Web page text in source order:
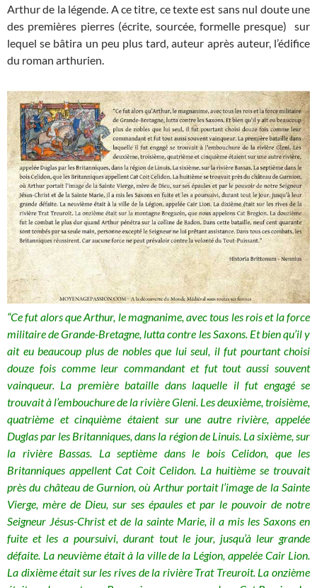
Arthur de la légende. A ce titre, ce texte est sans nul doute une
des premières pierres (écrite, sourcée, formelle presque) sur
lequel se bâtira un peu plus tard, auteur après auteur, l’édifice
du roman arthurien.
“Ce fut alors que Arthur, le magnanime, avec tous les rois et la force
militaire de Grande-Bretagne, lutta contre les Saxons. Et bien qu’il y
ait eu beaucoup plus de nobles que lui seul, il fut pourtant choisi
douze fois comme leur commandant et fut tout aussi souvent
vainqueur. La première bataille dans laquelle il fut engagé se
trouvait à l’embouchure de la rivière Gleni. Les deuxième, troisième,
quatrième et cinquième étaient sur une autre rivière, appelée
Duglas par les Britanniques, dans la région de Linuis. La sixième, sur
la rivière Bassas. La septième dans le bois Celidon, que les
Britanniques appellent Cat Coit Celidon. La huitième se trouvait
près du château de Gurnion, où Arthur portait l’image de la Sainte
Vierge, mère de Dieu, sur ses épaules et par le pouvoir de notre
Seigneur Jésus-Christ et de la sainte Marie, il a mis les Saxons en
fuite et les a poursuivi, durant tout le jour, jusqu’à leur grande
défaite. La neuvième était à la ville de la Légion, appelée Cair Lion.
La dixième était sur les rives de la rivière Trat Treuroit. La onzième